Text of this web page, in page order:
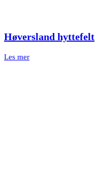
Høversland hyttefelt
Les mer